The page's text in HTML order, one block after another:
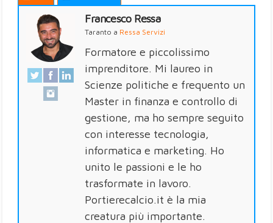
Francesco Ressa
Taranto a Ressa Servizi
Formatore e piccolissimo
imprenditore. Mi laureo in
Scienze politiche e frequento un
Master in finanza e controllo di
gestione, ma ho sempre seguito
con interesse tecnologia,
informatica e marketing. Ho
unito le passioni e le ho
trasformate in lavoro.
Portierecalcio.it è la mia
creatura più importante.